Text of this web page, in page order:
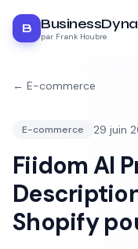
B
par Frank Houbre
← E-commerce
E-commerce 29 juin
Fiidom AI
Shopify